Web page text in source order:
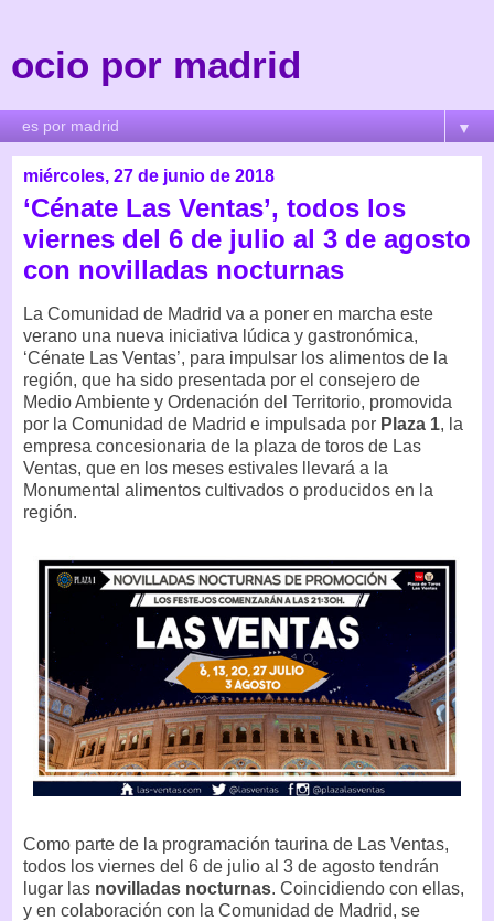
ocio por madrid
▼
miércoles, 27 de junio de 2018
‘Cénate Las Ventas’, todos los
viernes del 6 de julio al 3 de agosto
con novilladas nocturnas
La Comunidad de Madrid va a poner en marcha este
verano una nueva iniciativa lúdica y gastronómica,
‘Cénate Las Ventas’, para impulsar los alimentos de la
región, que ha sido presentada por el consejero de
Medio Ambiente y Ordenación del Territorio, promovida
por la Comunidad de Madrid e impulsada por Plaza 1, la
empresa concesionaria de la plaza de toros de Las
Ventas, que en los meses estivales llevará a la
Monumental alimentos cultivados o producidos en la
región.
Como parte de la programación taurina de Las Ventas,
todos los viernes del 6 de julio al 3 de agosto tendrán
lugar las novilladas nocturnas. Coincidiendo con ellas,
y en colaboración con la Comunidad de Madrid, se